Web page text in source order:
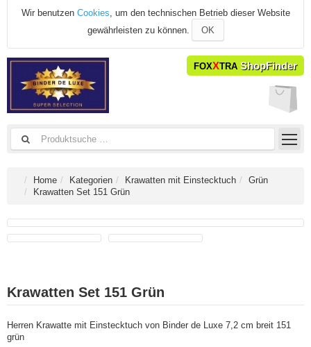
Wir benutzen Cookies, um den technischen Betrieb dieser Website
gewährleisten zu können.
OK
FOXXTRA ShopFinder
Home Kategorien Krawatten mit Einstecktuch
Grün
Krawatten Set 151 Grün
Krawatten Set 151 Grün
Herren Krawatte mit Einstecktuch von Binder de Luxe 7,2 cm breit 151
grün